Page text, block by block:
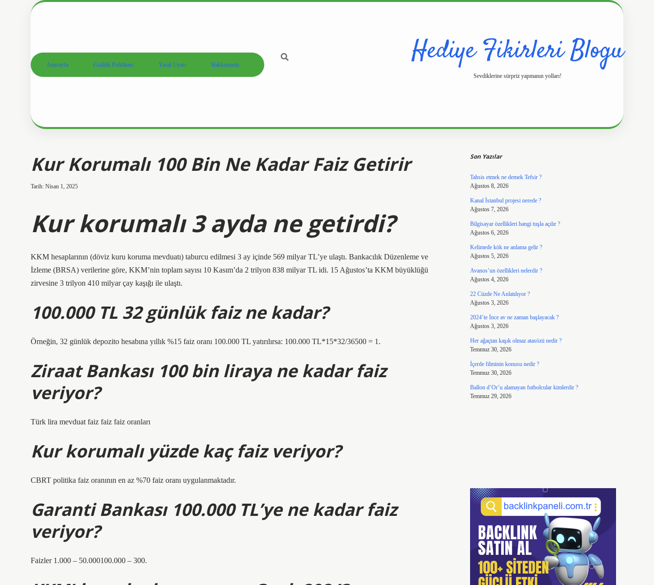
Anasayfa Gizlilik Politikası Yasal Uyarı Hakkımızda Hediye Fikirleri Blogu
Sevdiklerine sürpriz yapmanın yolları!
Kur Korumalı 100 Bin Ne Kadar Faiz Getirir
Tarih: Nisan 1, 2025
Kur korumalı 3 ayda ne getirdi?
KKM hesaplarının (döviz kuru koruma mevduatı) taburcu edilmesi 3 ay içinde 569 milyar TL’ye ulaştı. Bankacılık Düzenleme ve
İzleme (BRSA) verilerine göre, KKM’nin toplam sayısı 10 Kasım’da 2 trilyon 838 milyar TL idi. 15 Ağustos’ta KKM büyüklüğü
zirvesine 3 trilyon 410 milyar çay kaşığı ile ulaştı.
100.000 TL 32 günlük faiz ne kadar?
Örneğin, 32 günlük depozito hesabına yıllık %15 faiz oranı 100.000 TL yatırılırsa: 100.000 TL*15*32/36500 = 1.
Ziraat Bankası 100 bin liraya ne kadar faiz
veriyor?
Türk lira mevduat faiz faiz faiz oranları
Kur korumalı yüzde kaç faiz veriyor?
CBRT politika faiz oranının en az %70 faiz oranı uygulanmaktadır.
Garanti Bankası 100.000 TL’ye ne kadar faiz
veriyor?
Faizler 1.000 – 50.000100.000 – 300.
Son Yazılar
Tahsis etmek ne demek Tefsir ?
Ağustos 8, 2026
Kanal İstanbul projesi nerede ?
Ağustos 7, 2026
Bilgisayar özellikleri hangi tuşla açılır ?
Ağustos 6, 2026
Kelimede kök ne anlama gelir ?
Ağustos 5, 2026
Avanos’un özellikleri nelerdir ?
Ağustos 4, 2026
22 Cüzde Ne Anlatılıyor ?
Ağustos 3, 2026
2024’te İnce av ne zaman başlayacak ?
Ağustos 3, 2026
Her ağaçtan kaşık olmaz atasözü nedir ?
Temmuz 30, 2026
İçerde filminin konusu nedir ?
Temmuz 30, 2026
Ballon d’Or’u alamayan futbolcular kimlerdir ?
Temmuz 29, 2026